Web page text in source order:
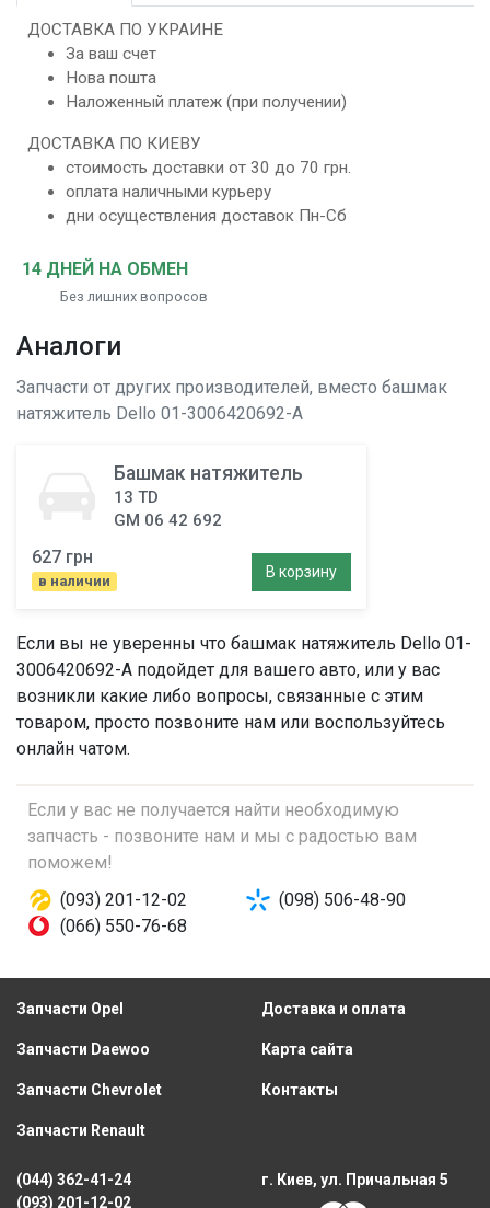
ДОСТАВКА ПО УКРАИНЕ
За ваш счет
Нова пошта
Наложенный платеж (при получении)
ДОСТАВКА ПО КИЕВУ
стоимость доставки от 30 до 70 грн.
оплата наличными курьеру
дни осуществления доставок Пн-Сб
14 ДНЕЙ НА ОБМЕН
Без лишних вопросов
Аналоги
Запчасти от других производителей, вместо башмак
натяжитель Dello 01-3006420692-A
Башмак натяжитель
13 TD
GM 06 42 692
627 грн
в наличии
В корзину
Если вы не уверенны что башмак натяжитель Dello 01-
3006420692-A подойдет для вашего авто, или у вас
возникли какие либо вопросы, связанные с этим
товаром, просто позвоните нам или воспользуйтесь
онлайн чатом.
Если у вас не получается найти необходимую
запчасть - позвоните нам и мы с радостью вам
поможем!
(093) 201-12-02
(098) 506-48-90
(066) 550-76-68
Запчасти Opel
Запчасти Daewoo
Запчасти Chevrolet
Запчасти Renault
Доставка и оплата
Карта сайта
Контакты
(044) 362-41-24
(093) 201-12-02
г. Киев, ул. Причальная 5